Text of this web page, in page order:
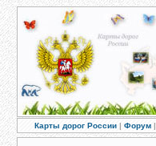
Карты дорог России | Форум |